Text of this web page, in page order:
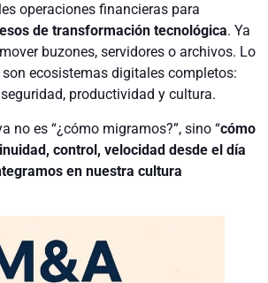
operaciones financieras para
de transformación tecnológica. Ya
buzones, servidores o archivos. Lo
ecosistemas digitales completos:
productividad y cultura.
no es “¿cómo migramos?”, sino “cómo
control, velocidad desde el día
en nuestra cultura